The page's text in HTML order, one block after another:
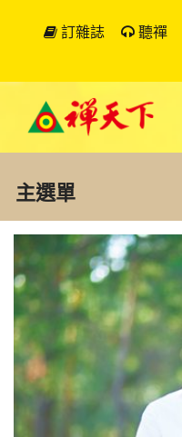
訂雜誌 聽禪
主選單